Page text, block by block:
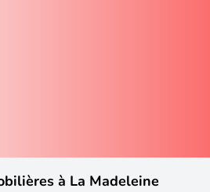
à La Madeleine